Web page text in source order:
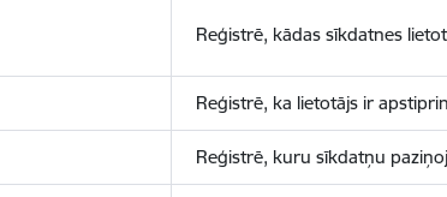
Reģistrē, kādas sīkdatnes
Reģistrē, ka lietotājs ir
Reģistrē, kuru sīkdatņu